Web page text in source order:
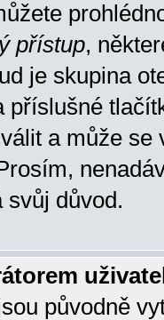
přístup,
je skupina
příslušné
a může se
svůj důvod.
původně